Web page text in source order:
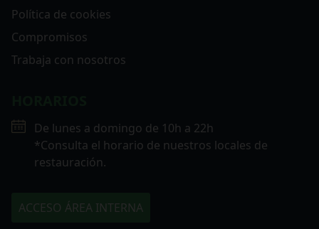
Política de cookies
Compromisos
Trabaja con nosotros
De lunes a domingo de 10h a 22h
*Consulta el horario de nuestros locales de
restauración.
ACCESO ÁREA INTERNA